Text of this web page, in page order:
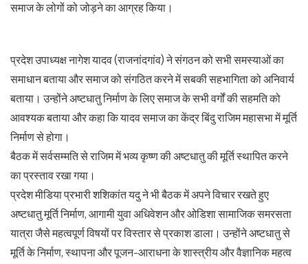
समाज के लोगों को जोड़ने का आग्रह किया।
प्रदेश उपाध्यक्ष नागेश यादव (राजनांदगांव) ने संगठन को सभी समस्याओं का
समाधान बताया और समाज को संगठित करने में सबकी सहभागिता को अनिवार्य
बताया। उन्होंने अष्टधातु निर्माण के लिए समाज के सभी वर्गों की सहमति को
आवश्यक बताया और कहा कि यादव समाज का केंद्र बिंदु राजिम महासभा में मूर्ति
निर्माण से होगा।
बैठक में सर्वसम्मति से राजिम में भव्य कृष्ण की अष्टधातु की मूर्ति स्थापित करने
का प्रस्ताव रखा गया।
प्रदेश मीडिया प्रभारी शशिकांत यदु ने भी बैठक में अपने विचार रखते हुए
अष्टधातु मूर्ति निर्माण, आगामी युवा अधिवेशन और ओडिशा सामाजिक समरसता
यात्रा जैसे महत्वपूर्ण विषयों पर विस्तार से प्रकाश डाला। उन्होंने अष्टधातु से
मूर्ति के निर्माण, स्थापना और पूजन-आराधना के शास्त्रीय और वैज्ञानिक महत्व